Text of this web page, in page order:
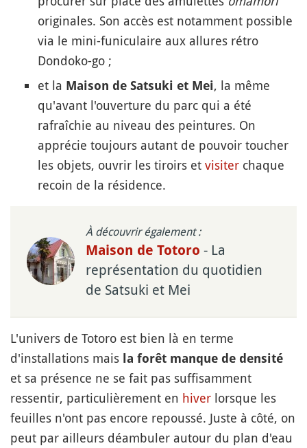
originales. Son accès est notamment possible
via le mini-funiculaire aux allures rétro
Dondoko-go ;
et la Maison de Satsuki et Mei, la même
qu'avant l'ouverture du parc qui a été
rafraîchie au niveau des peintures. On
apprécie toujours autant de pouvoir toucher
les objets, ouvrir les tiroirs et visiter chaque
recoin de la résidence.
À découvrir également :
Maison de Totoro - La
représentation du quotidien
de Satsuki et Mei
L'univers de Totoro est bien là en terme
d'installations mais la forêt manque de densité
et sa présence ne se fait pas suffisamment
ressentir, particulièrement en hiver lorsque les
feuilles n'ont pas encore repoussé. Juste à côté, on
peut par ailleurs déambuler autour du plan d'eau